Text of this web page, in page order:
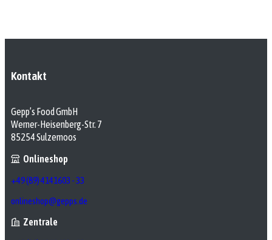
Kontakt
Gepp’s Food GmbH
Werner-Heisenberg-Str. 7
85254 Sulzemoos
Onlineshop
+49 (89) 4141603 - 33
onlineshop@gepps.de
Zentrale